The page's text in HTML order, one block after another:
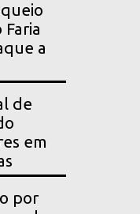
a
de
em
por